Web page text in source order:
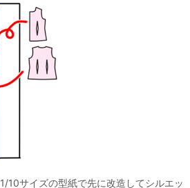
10サイズの型紙で先に改造してシルエッ